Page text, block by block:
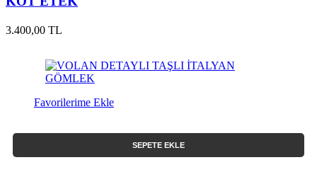
3.400,00 TL
Favorilerime Ekle
SEPETE EKLE